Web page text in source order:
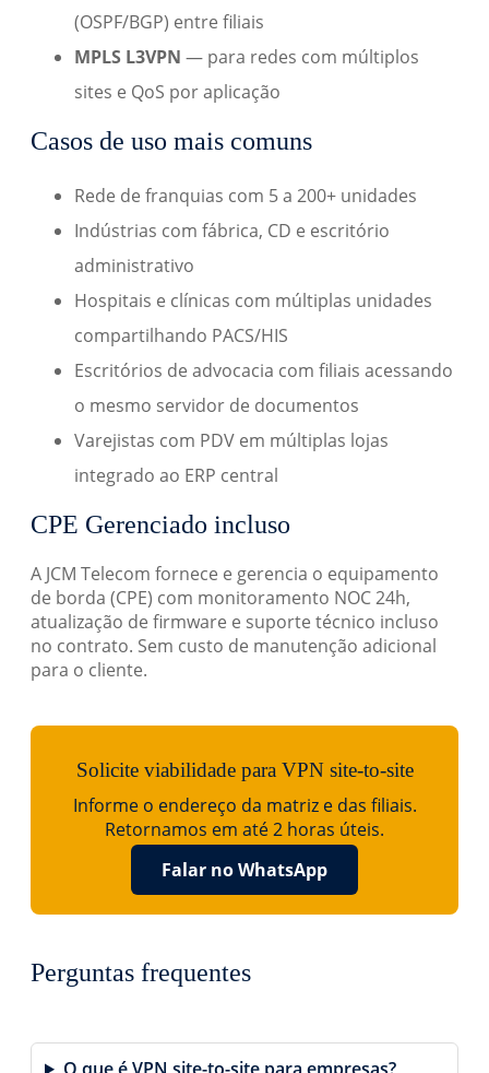
(OSPF/BGP) entre filiais
MPLS L3VPN — para redes com múltiplos
sites e QoS por aplicação
Casos de uso mais comuns
Rede de franquias com 5 a 200+ unidades
Indústrias com fábrica, CD e escritório
administrativo
Hospitais e clínicas com múltiplas unidades
compartilhando PACS/HIS
Escritórios de advocacia com filiais acessando
o mesmo servidor de documentos
Varejistas com PDV em múltiplas lojas
integrado ao ERP central
CPE Gerenciado incluso
A JCM Telecom fornece e gerencia o equipamento
de borda (CPE) com monitoramento NOC 24h,
atualização de firmware e suporte técnico incluso
no contrato. Sem custo de manutenção adicional
para o cliente.
Solicite viabilidade para VPN site-to-site
Informe o endereço da matriz e das filiais.
Retornamos em até 2 horas úteis.
Falar no WhatsApp
Perguntas frequentes